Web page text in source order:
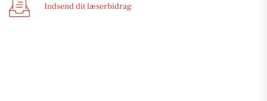
Indsend dit læserbidrag